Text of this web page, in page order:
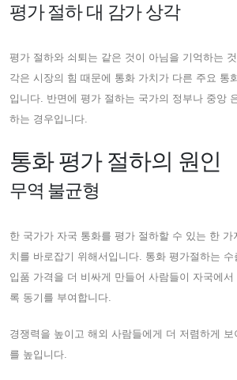
평가 절하 대 감가 상각
평가 절하와 쇠퇴는 같은 것이 아님을 기억하는
각은 시장의 힘 때문에 통화 가치가 다른 주요 통
입니다. 반면에 평가 절하는 국가의 정부나 중앙
하는 경우입니다.
통화 평가 절하의 원인
무역 불균형
한 국가가 자국 통화를 평가 절하할 수 있는 한 가
치를 바로잡기 위해서입니다. 통화 평가절하는
입품 가격을 더 비싸게 만들어 사람들이 자국에
록 동기를 부여합니다.
경쟁력을 높이고 해외 사람들에게 더 저렴하게
를 높입니다.